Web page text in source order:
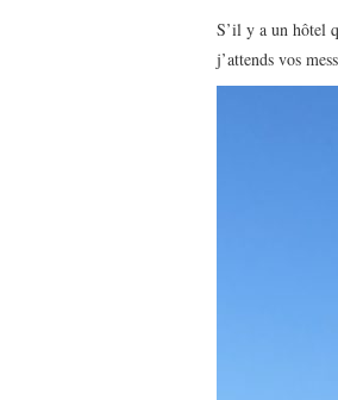
S’il y a un hôtel
j’attends vos